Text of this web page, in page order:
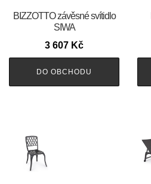
BIZZOTTO závěsné svítidlo
SIWA
3 607 Kč
DO OBCHODU